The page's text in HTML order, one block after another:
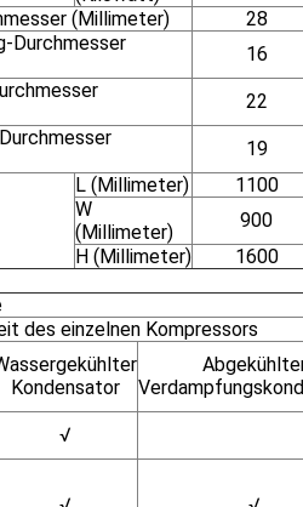
(Millimeter)
28
Durchmesser
16
22
19
L (Millimeter)
1100
W
(Millimeter)
900
H (Millimeter)
1600
des einzelnen Kompressors
Kondensator
√